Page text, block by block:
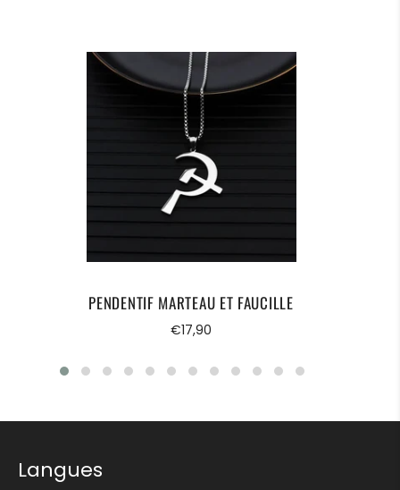
PENDENTIF MARTEAU ET FAUCILLE
Prix
€17,90
Langues